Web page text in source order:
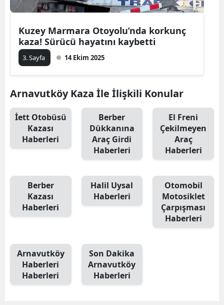
Niğde
Ordu
Sakarya
Siirt
Sinop
Sivas
Tekirdağ
Tokat
Trabzon
Kuzey Marmara Otoyolu’nda korkunç
kaza! Sürücü hayatını kaybetti
3. Sayfa 14 Ekim 2025
Arnavutköy Kaza İle İlişkili Konular
İett Otobüsü
Kazası
Haberleri
Berber
Dükkanına
Araç Girdi
Haberleri
El Freni
Çekilmeyen
Araç
Haberleri
Berber
Kazası
Haberleri
Halil Uysal
Haberleri
Otomobil
Motosiklet
Çarpışması
Haberleri
Arnavutköy
Haberleri
Haberleri
Son Dakika
Arnavutköy
Haberleri